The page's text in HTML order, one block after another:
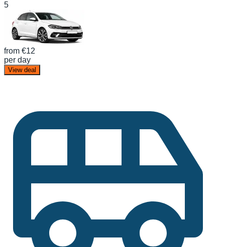
5
from €12
per day
View deal